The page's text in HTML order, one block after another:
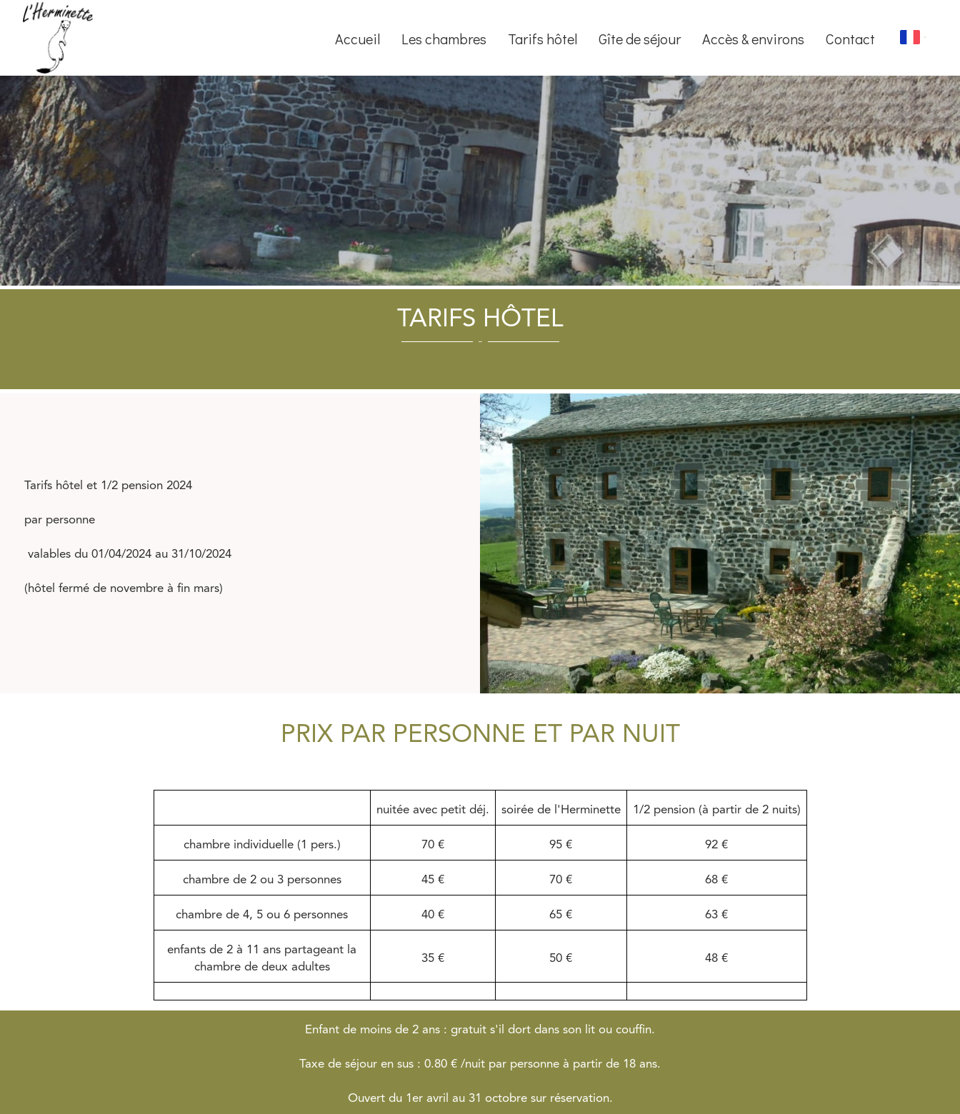
Accueil Les chambres Tarifs hôtel Gîte de séjour Accès & environs Contact
TARIFS HÔTEL
Tarifs hôtel et 1/2 pension 2024
par personne
valables du 01/04/2024 au 31/10/2024
(hôtel fermé de novembre à fin mars)
PRIX PAR PERSONNE ET PAR NUIT
nuitée avec petit déj. soirée de l'Herminette 1/2 pension (à partir de 2 nuits)
chambre individuelle (1 pers.) 70 € 95 € 92 €
chambre de 2 ou 3 personnes 45 € 70 € 68 €
chambre de 4, 5 ou 6 personnes 40 € 65 € 63 €
enfants de 2 à 11 ans partageant la
chambre de deux adultes
35 € 50 € 48 €
Enfant de moins de 2 ans : gratuit s'il dort dans son lit ou couffin.
Taxe de séjour en sus : 0.80 € /nuit par personne à partir de 18 ans.
Ouvert du 1er avril au 31 octobre sur réservation.